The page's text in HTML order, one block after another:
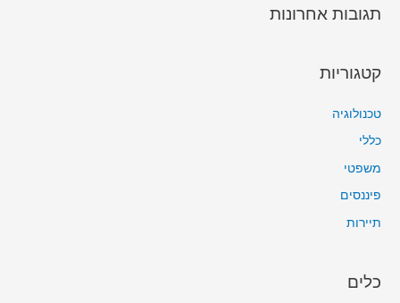
תגובות אחרונות
קטגוריות
טכנולוגיה
כללי
משפטי
פיננסים
תיירות
כלים